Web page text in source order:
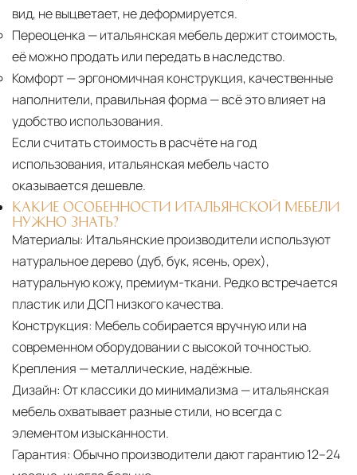
вид, не выцветает, не деформируется.
Переоценка — итальянская мебель держит стоимость,
её можно продать или передать в наследство.
Комфорт— эргономичная конструкция, качественные
наполнители, правильная форма — всё это влияет на
удобство использования.
Если считать стоимость в расчёте на год
использования, итальянская мебель часто
оказывается дешевле.
КАКИЕ ОСОБЕННОСТИ ИТАЛЬЯНСКОЙ МЕБЕЛИ
НУЖНО ЗНАТЬ?
Материалы: Итальянские производители используют
натуральное дерево (дуб, бук, ясень, орех),
натуральную кожу, премиум-ткани. Редко встречается
пластик или ДСП низкого качества.
Конструкция: Мебель собирается вручную или на
современном оборудовании с высокой точностью.
Крепления — металлические, надёжные.
Дизайн: От классики до минимализма — итальянская
мебель охватывает разные стили, но всегда с
элементом изысканности.
Гарантия: Обычно производители дают гарантию 12–24